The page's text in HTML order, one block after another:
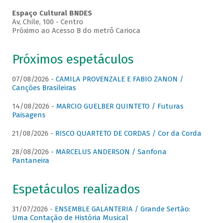
Espaço Cultural BNDES
Av, Chile, 100 - Centro
Próximo ao Acesso B do metrô Carioca
Próximos espetáculos
07/08/2026 - CAMILA PROVENZALE E FABIO ZANON /
Canções Brasileiras
14/08/2026 - MARCIO GUELBER QUINTETO / Futuras
Paisagens
21/08/2026 - RISCO QUARTETO DE CORDAS / Cor da Corda
28/08/2026 - MARCELUS ANDERSON / Sanfona
Pantaneira
Espetáculos realizados
31/07/2026 - ENSEMBLE GALANTERIA / Grande Sertão:
Uma Contação de História Musical